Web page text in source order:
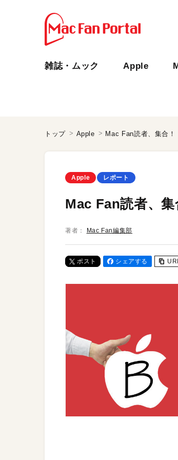
雑誌・ムック Apple
トップ Apple Mac Fan読者、集合！
Apple レポート
Mac Fan読者、集
著者： Mac Fan編集部
ポスト シェアする